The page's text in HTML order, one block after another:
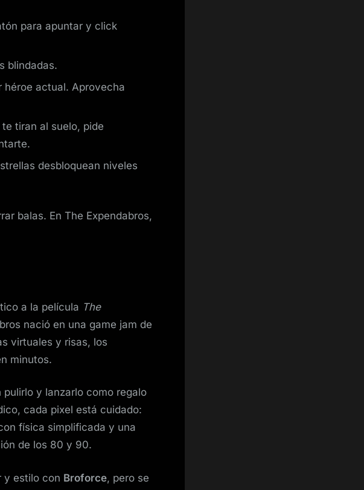
para apuntar y click
blindadas.
actual. Aprovecha
tiran al suelo, pide
desbloquean niveles
balas. En The Expendabros,
a la película The
nació en una game jam de
virtuales y risas, los
minutos.
y lanzarlo como regalo
cada pixel está cuidado:
física simplificada y una
de los 80 y 90.
y estilo con Broforce, pero se